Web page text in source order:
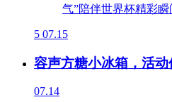
5 07.15
容声方糖小冰箱，活动
07.14